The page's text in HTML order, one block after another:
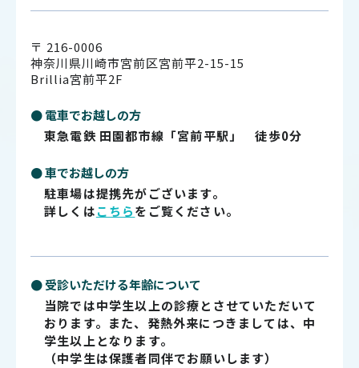
〒 216-0006
神奈川県川崎市宮前区宮前平2-15-15
Brillia宮前平2F
● 電車でお越しの方
東急電鉄 田園都市線「宮前平駅」 徒歩0分
● 車でお越しの方
駐車場は提携先がございます。
詳しくはこちらをご覧ください。
● 受診いただける年齢について
当院では中学生以上の診療とさせていただいて
おります。また、発熱外来につきましては、中
学生以上となります。
（中学生は保護者同伴でお願いします）